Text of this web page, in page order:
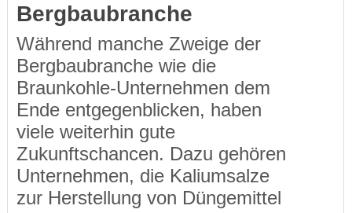
Bergbaubranche
Während manche Zweige der
Bergbaubranche wie die
Braunkohle-Unternehmen dem
Ende entgegenblicken, haben
viele weiterhin gute
Zukunftschancen. Dazu gehören
Unternehmen, die Kaliumsalze
zur Herstellung von Düngemittel